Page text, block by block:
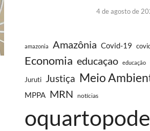
4 de agosto de
amazonia Amazônia Covid-19
Economia educaçao educação
Juruti Justiça Meio
MPPA MRN notícias